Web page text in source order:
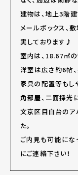
建物は、地上3階建
メールボックス、
実しております♪
室内は、18.67㎡の
洋室は広さ約6帖
家具の配置等もし
角部屋、二面採光
文京区目白台のア
た。
ご内見も可能にな
にご連絡下さい！